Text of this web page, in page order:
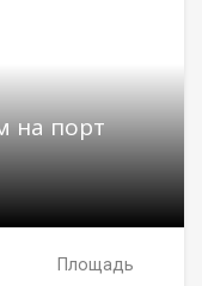
на порт
Площадь